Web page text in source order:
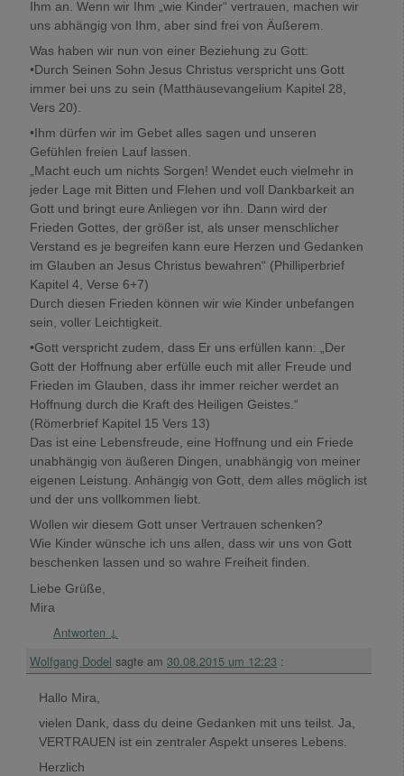
Ihm an. Wenn wir Ihm „wie Kinder“ vertrauen, machen wir
uns abhängig von Ihm, aber sind frei von Äußerem.
Was haben wir nun von einer Beziehung zu Gott:
•Durch Seinen Sohn Jesus Christus verspricht uns Gott
immer bei uns zu sein (Matthäusevangelium Kapitel 28,
Vers 20).
•Ihm dürfen wir im Gebet alles sagen und unseren
Gefühlen freien Lauf lassen.
„Macht euch um nichts Sorgen! Wendet euch vielmehr in
jeder Lage mit Bitten und Flehen und voll Dankbarkeit an
Gott und bringt eure Anliegen vor ihn. Dann wird der
Frieden Gottes, der größer ist, als unser menschlicher
Verstand es je begreifen kann eure Herzen und Gedanken
im Glauben an Jesus Christus bewahren“ (Philliperbrief
Kapitel 4, Verse 6+7)
Durch diesen Frieden können wir wie Kinder unbefangen
sein, voller Leichtigkeit.
•Gott verspricht zudem, dass Er uns erfüllen kann: „Der
Gott der Hoffnung aber erfülle euch mit aller Freude und
Frieden im Glauben, dass ihr immer reicher werdet an
Hoffnung durch die Kraft des Heiligen Geistes.“
(Römerbrief Kapitel 15 Vers 13)
Das ist eine Lebensfreude, eine Hoffnung und ein Friede
unabhängig von äußeren Dingen, unabhängig von meiner
eigenen Leistung. Anhängig von Gott, dem alles möglich ist
und der uns vollkommen liebt.
Wollen wir diesem Gott unser Vertrauen schenken?
Wie Kinder wünsche ich uns allen, dass wir uns von Gott
beschenken lassen und so wahre Freiheit finden.
Liebe Grüße,
Mira
Antworten ↓
Wolfgang Dodel sagte am 30.08.2015 um 12:23 :
Hallo Mira,
vielen Dank, dass du deine Gedanken mit uns teilst. Ja,
VERTRAUEN ist ein zentraler Aspekt unseres Lebens.
Herzlich